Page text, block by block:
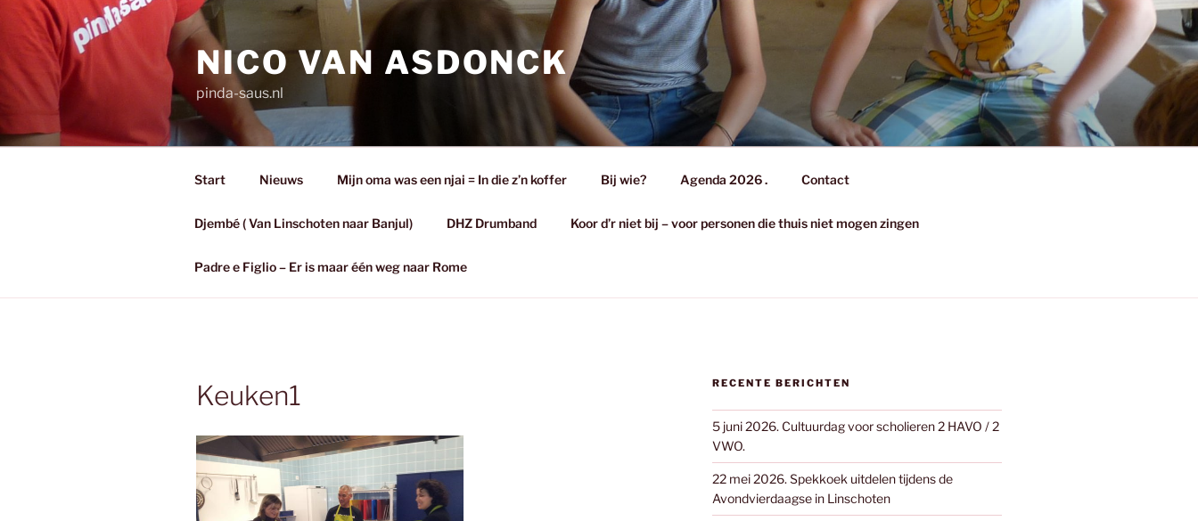
inhoud
NICO VAN ASDONCK
pinda-saus.nl
Start Nieuws Mijn oma was een njai = In die z’n koffer Bij wie? Agenda 2026 . Contact
Djembé ( Van Linschoten naar Banjul) DHZ Drumband Koor d’r niet bij – voor personen die thuis niet mogen zingen
Padre e Figlio – Er is maar één weg naar Rome
Keuken1 RECENTE BERICHTEN
5 juni 2026. Cultuurdag voor scholieren 2 HAVO / 2
VWO.
22 mei 2026. Spekkoek uitdelen tijdens de
Avondvierdaagse in Linschoten